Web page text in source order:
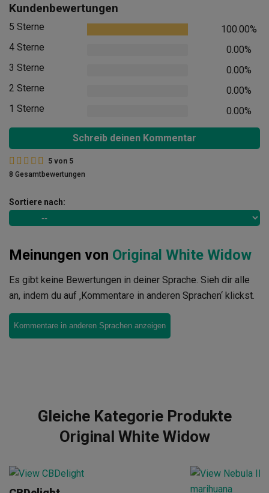
Kundenbewertungen
5 Sterne
100.00%
4 Sterne
0.00%
3 Sterne
0.00%
2 Sterne
0.00%
1 Sterne
0.00%
Schreib deinen Kommentar
5 von 5
8 Gesamtbewertungen
Sortiere nach:
Meinungen von Original White Widow
Es gibt keine Bewertungen in deiner Sprache. Sieh dir alle
an, indem du auf ‚Kommentare in anderen Sprachen‘ klickst.
Kommentare in anderen Sprachen anzeigen
Gleiche Kategorie Produkte
Original White Widow